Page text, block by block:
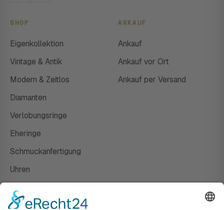
SHOP
Eigenkollektion
Vintage & Antik
Modern & Zeitlos
Diamanten
Verlobungsringe
Eheringe
Schmuckanfertigung
Uhren
ANKAUF
Ankauf
Ankauf vor Ort
Ankauf per Versand